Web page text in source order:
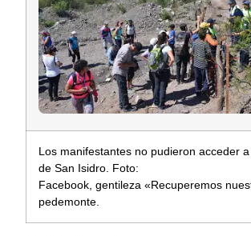
Los manifestantes no pudieron acceder
de San Isidro. Foto:
Facebook, gentileza «Recuperemos
pedemonte.